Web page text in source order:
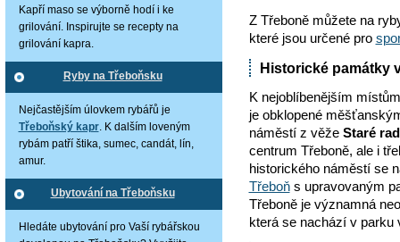
Z Třeboně můžete na
které jsou určené pro
Historické památky
K nejoblíbenějším
je obklopené
náměstí z věže Staré
centrum Třeboně, ale i
historického náměstí se
Třeboňs upravovaným
Třeboně je významná
která se nachází v
Kapří maso se výborně hodí i ke
grilování. Inspirujte se recepty na
grilování kapra.
Ryby na Třeboňsku
Nejčastějším úlovkem rybářů je
Třeboňský kapr. K dalším loveným
rybám patří štika, sumec, candát, lín,
amur.
Ubytování na Třeboňsku
Hledáte ubytování pro Vaší rybářskou